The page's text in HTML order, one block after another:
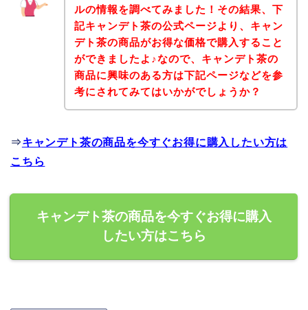
ルの情報を調べてみました！その結果、下
記キャンデト茶の公式ページより、キャン
デト茶の商品がお得な価格で購入すること
ができましたよ♪なので、キャンデト茶の
商品に興味のある方は下記ページなどを参
考にされてみてはいかがでしょうか？
⇒キャンデト茶の商品を今すぐお得に購入したい方は
こちら
キャンデト茶の商品を今すぐお得に購入
したい方はこちら